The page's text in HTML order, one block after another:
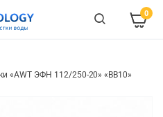
0
«AWT ЭФН 112/250-20» «BB10»